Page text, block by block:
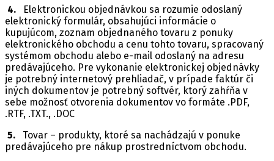
4. Elektronickou objednávkou sa rozumie odoslaný
elektronický formulár, obsahujúci informácie o
kupujúcom, zoznam objednaného tovaru z ponuky
elektronického obchodu a cenu tohto tovaru, spracovaný
systémom obchodu alebo e-mail odoslaný na adresu
predávajúceho. Pre vykonanie elektronickej objednávky
je potrebný internetový prehliadač, v prípade faktúr či
iných dokumentov je potrebný softvér, ktorý zahŕňa v
sebe možnosť otvorenia dokumentov vo formáte .PDF,
.RTF, .TXT., .DOC
5. Tovar – produkty, ktoré sa nachádzajú v ponuke
predávajúceho pre nákup prostredníctvom obchodu.